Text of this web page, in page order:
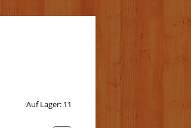
Auf Lager: 11